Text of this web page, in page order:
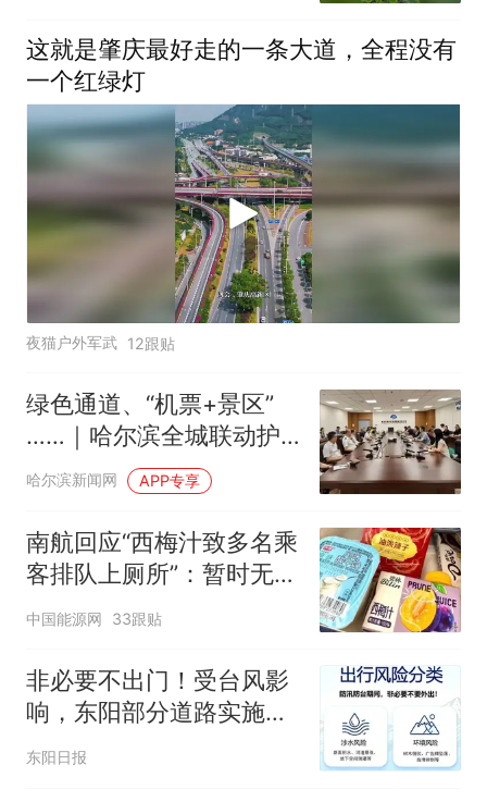
这就是肇庆最好走的一条大道，全程没有
一个红绿灯
夜猫户外军武 12跟贴
绿色通道、“机票+景区”
……｜哈尔滨全城联动护
航“电影双周”
哈尔滨新闻网 APP专享
南航回应“西梅汁致多名乘
客排队上厕所”：暂时无法
核查是否发放西梅汁
中国能源网 33跟贴
非必要不出门！受台风影
响，东阳部分道路实施交
通管制，公交、铁路停运
东阳日报